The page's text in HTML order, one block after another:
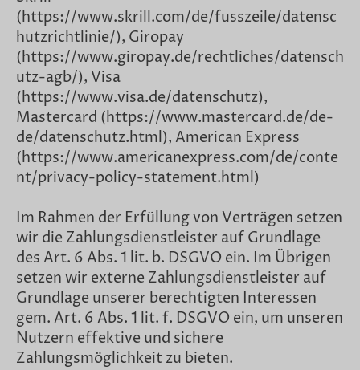
(https://www.skrill.com/de/fusszeile/datensc
hutzrichtlinie/), Giropay
(https://www.giropay.de/rechtliches/datensch
utz-agb/), Visa
(https://www.visa.de/datenschutz),
Mastercard (https://www.mastercard.de/de-
de/datenschutz.html), American Express
(https://www.americanexpress.com/de/conte
nt/privacy-policy-statement.html)
Im Rahmen der Erfüllung von Verträgen setzen
wir die Zahlungsdienstleister auf Grundlage
des Art. 6 Abs. 1 lit. b. DSGVO ein. Im Übrigen
setzen wir externe Zahlungsdienstleister auf
Grundlage unserer berechtigten Interessen
gem. Art. 6 Abs. 1 lit. f. DSGVO ein, um unseren
Nutzern effektive und sichere
Zahlungsmöglichkeit zu bieten.